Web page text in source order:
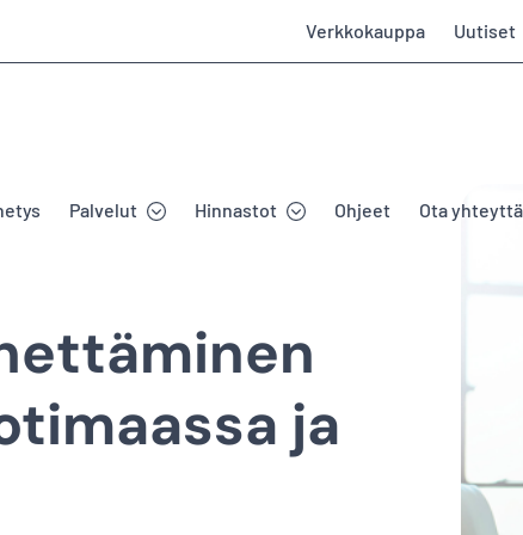
Verkkokauppa Uutiset
Palvelut Hinnastot Ohjeet Ota yhteyttä
ja